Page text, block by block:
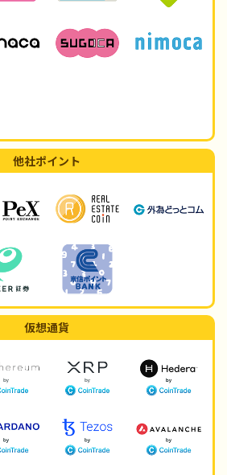
他社ポイント
仮想通貨